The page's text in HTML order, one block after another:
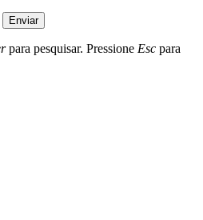
Enviar
para pesquisar. Pressione Esc para